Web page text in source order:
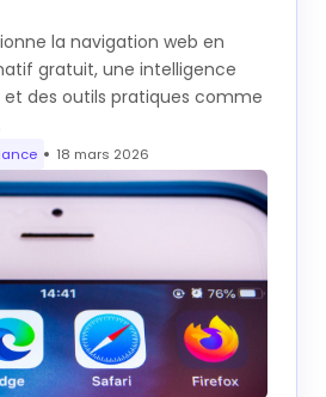
la navigation web en
gratuit, une intelligence
des outils pratiques comme
18 mars 2026